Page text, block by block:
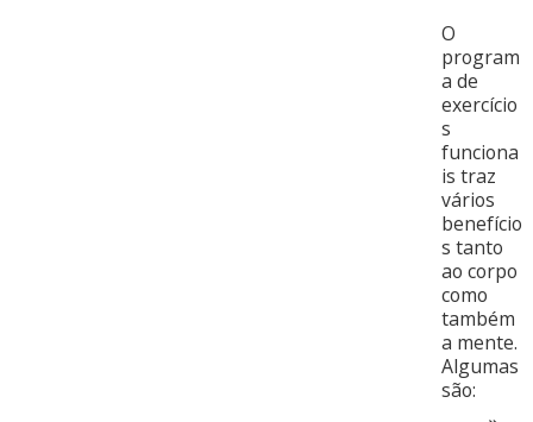
O
program
a de
exercício
s
funciona
is traz
vários
benefício
s tanto
ao corpo
como
também
a mente.
Algumas
são: